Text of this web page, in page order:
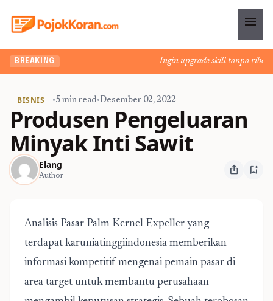
menu
BREAKING Ingin upgrade skill tanpa ribet?
BISNIS •5 min read•Desember 02, 2022
Produsen Pengeluaran
Minyak Inti Sawit
Elang
Author ios_share bookmark_add
Analisis Pasar Palm Kernel Expeller yang
terdapat karuniatinggiindonesia memberikan
informasi kompetitif mengenai pemain pasar di
area target untuk membantu perusahaan